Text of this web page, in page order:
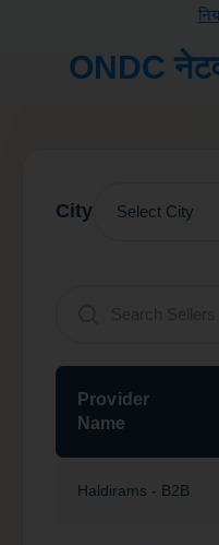
ONDC
City
Provider
Name
Haldirams - B2B